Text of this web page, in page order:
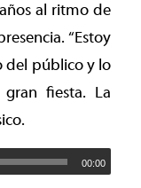
al ritmo de
“Estoy
del público y lo
fiesta. La
00:00